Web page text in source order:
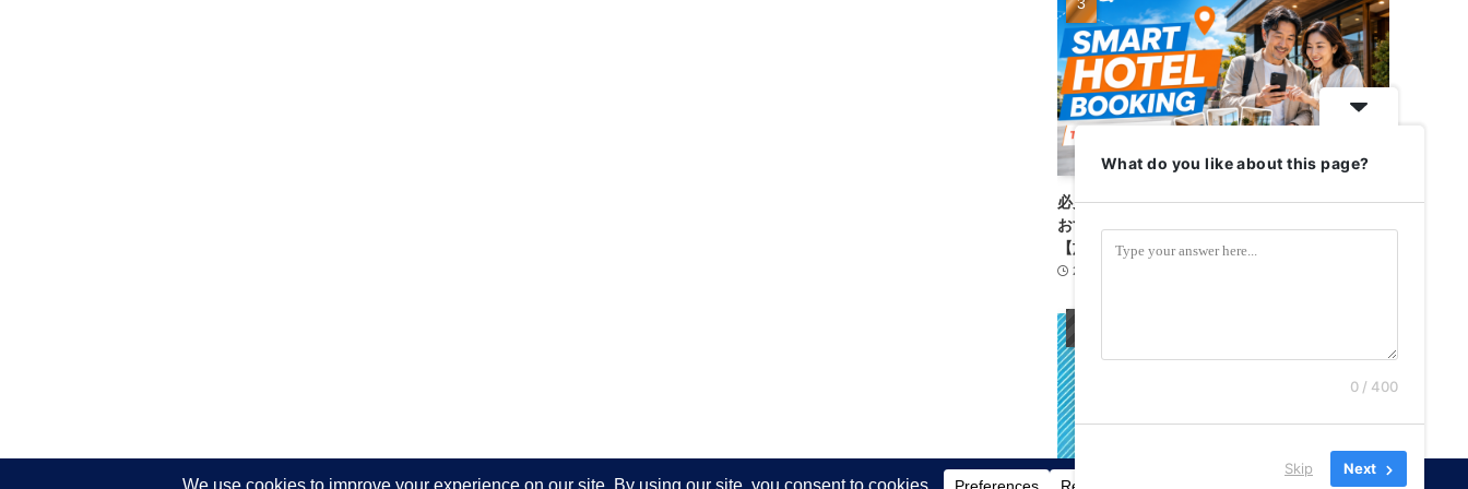
必見！失敗しないホテル予約｜トラベリストは
おすすめ？料金・使い方・注意点を徹底比較
【旅がもっと楽に】
2026-08-06
What do you like about this page?
0 / 400
Skip Next